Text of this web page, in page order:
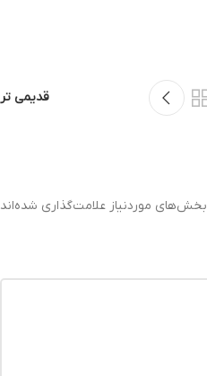
قدیمی تر
بخش‌های موردنیاز علامت‌گذاری شده‌اند